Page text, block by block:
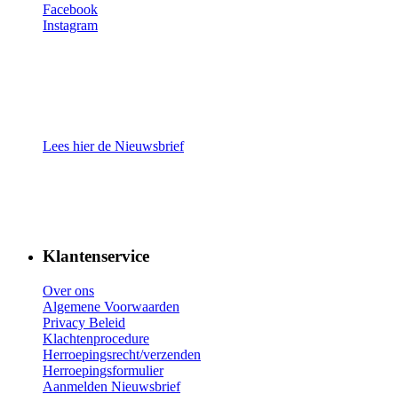
Facebook
Instagram
Lees hier de Nieuwsbrief
Klantenservice
Over ons
Algemene Voorwaarden
Privacy Beleid
Klachtenprocedure
Herroepingsrecht/verzenden
Herroepingsformulier
Aanmelden Nieuwsbrief